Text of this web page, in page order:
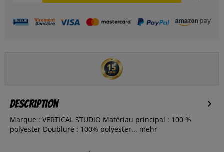
Description
Marque : VERTICAL STUDIO Matériau principal : 100 %
polyester Doublure : 100% polyester... mehr